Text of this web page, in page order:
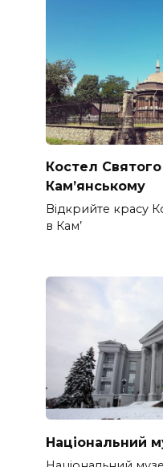
Костел
Кам’янському
Відкрийте красу
в Кам’
Національний